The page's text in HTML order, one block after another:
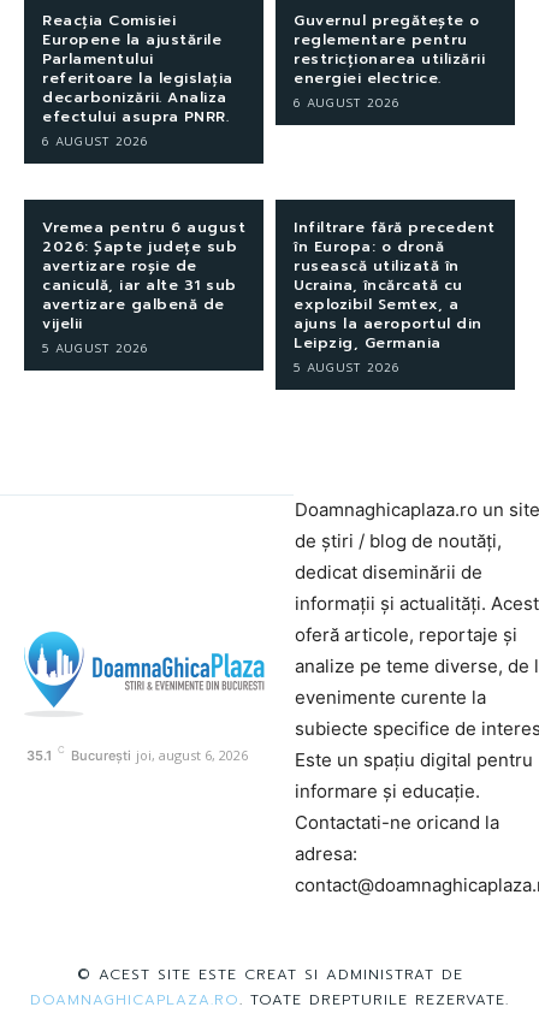
Reacția Comisiei
Europene la ajustările
Parlamentului
referitoare la legislația
decarbonizării. Analiza
efectului asupra PNRR.
6 AUGUST 2026
Guvernul pregătește o
reglementare pentru
restricționarea utilizării
energiei electrice.
6 AUGUST 2026
Vremea pentru 6 august
2026: Șapte județe sub
avertizare roșie de
caniculă, iar alte 31 sub
avertizare galbenă de
vijelii
5 AUGUST 2026
Infiltrare fără precedent
în Europa: o dronă
rusească utilizată în
Ucraina, încărcată cu
explozibil Semtex, a
ajuns la aeroportul din
Leipzig, Germania
5 AUGUST 2026
35.1 C București joi, august 6, 2026
Doamnaghicaplaza.ro un site
de știri / blog de noutăți,
dedicat diseminării de
informații și actualități.
oferă articole, reportaje și
analize pe teme diverse, de
evenimente curente la
subiecte specifice de
Este un spațiu digital pentru
informare și educație.
Contactati-ne oricand la
adresa:
© ACEST SITE ESTE CREAT SI ADMINISTRAT DE
DOAMNAGHICAPLAZA.RO. TOATE DREPTURILE REZERVATE.